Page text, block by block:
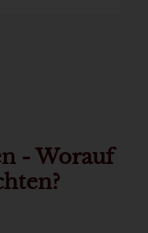
- Worauf